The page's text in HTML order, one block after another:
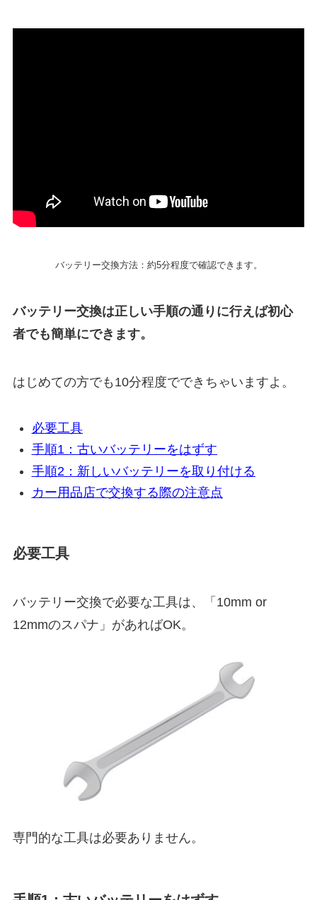
バッテリー交換方法：約5分程度で確認できます。
バッテリー交換は正しい手順の通りに行えば初心
者でも簡単にできます。
はじめての方でも10分程度でできちゃいますよ。
必要工具
手順1：古いバッテリーをはずす
手順2：新しいバッテリーを取り付ける
カー用品店で交換する際の注意点
必要工具
バッテリー交換で必要な工具は、「10mm or
12mmのスパナ」があればOK。
専門的な工具は必要ありません。